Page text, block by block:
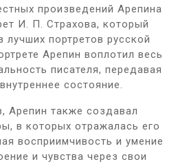
произведений Арепина
И. П. Страхова, который
лучших портретов русской
Арепин воплотил весь
писателя, передавая
состояние.
Арепин также создавал
в которых отражалась его
восприимчивость и умение
и чувства через свои